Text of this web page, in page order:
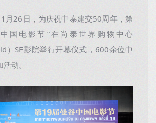
26日，为庆祝中泰建交50周年，第
国电影节”在尚泰世界购物中心
）SF影院举行开幕仪式，600余位中
动。